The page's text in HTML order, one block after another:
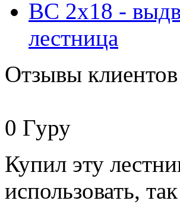
BC 2x18 -
лестница
Отзывы клиентов
0 Гуру
Купил эту
использовать,